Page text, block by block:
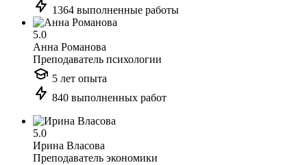
1364 выполненные работы
5.0
Анна Романова
Преподаватель психологии
5 лет опыта
840 выполненных работ
5.0
Ирина Власова
Преподаватель экономики